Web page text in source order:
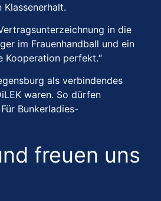
in die
im Frauenhandball und ein
Kooperation perfekt.“
als verbindendes
waren. So dürfen
Bunkerladies-
freuen uns